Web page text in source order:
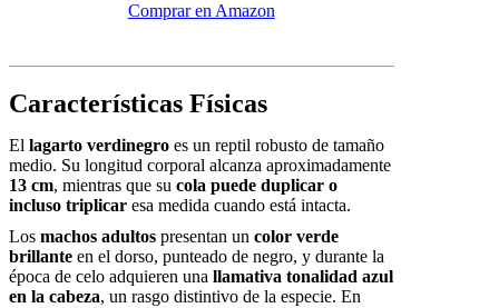
Comprar en Amazon
Características Físicas
El lagarto verdinegro es un reptil robusto de tamaño
medio. Su longitud corporal alcanza aproximadamente
13 cm, mientras que su cola puede duplicar o
incluso triplicar esa medida cuando está intacta.
Los machos adultos presentan un color verde
brillante en el dorso, punteado de negro, y durante la
época de celo adquieren una llamativa tonalidad azul
en la cabeza, un rasgo distintivo de la especie. En